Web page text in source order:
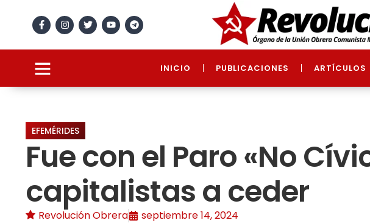
INICIO PUBLICACIONES ARTÍCULOS
EFEMÉRIDES
Fue con el Paro «No
capitalistas a ceder
Revolución Obrera septiembre 14, 2024